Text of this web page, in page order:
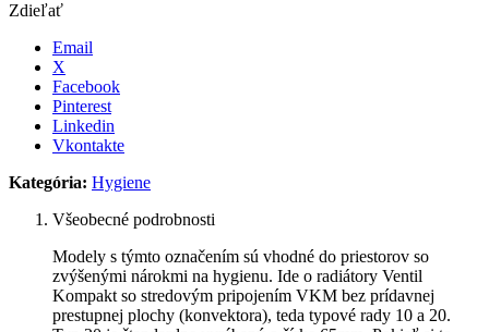
Zdieľať
Email
X
Facebook
Pinterest
Linkedin
Vkontakte
Kategória: Hygiene
Všeobecné podrobnosti
Modely s týmto označením sú vhodné do priestorov so
zvýšenými nárokmi na hygienu. Ide o radiátory Ventil
Kompakt so stredovým pripojením VKM bez prídavnej
prestupnej plochy (konvektora), teda typové rady 10 a 20.